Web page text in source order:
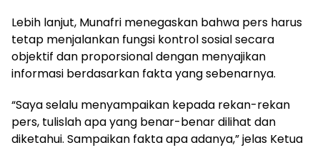
Lebih lanjut, Munafri menegaskan bahwa pers harus
tetap menjalankan fungsi kontrol sosial secara
objektif dan proporsional dengan menyajikan
informasi berdasarkan fakta yang sebenarnya.
“Saya selalu menyampaikan kepada rekan-rekan
pers, tulislah apa yang benar-benar dilihat dan
diketahui. Sampaikan fakta apa adanya,” jelas Ketua